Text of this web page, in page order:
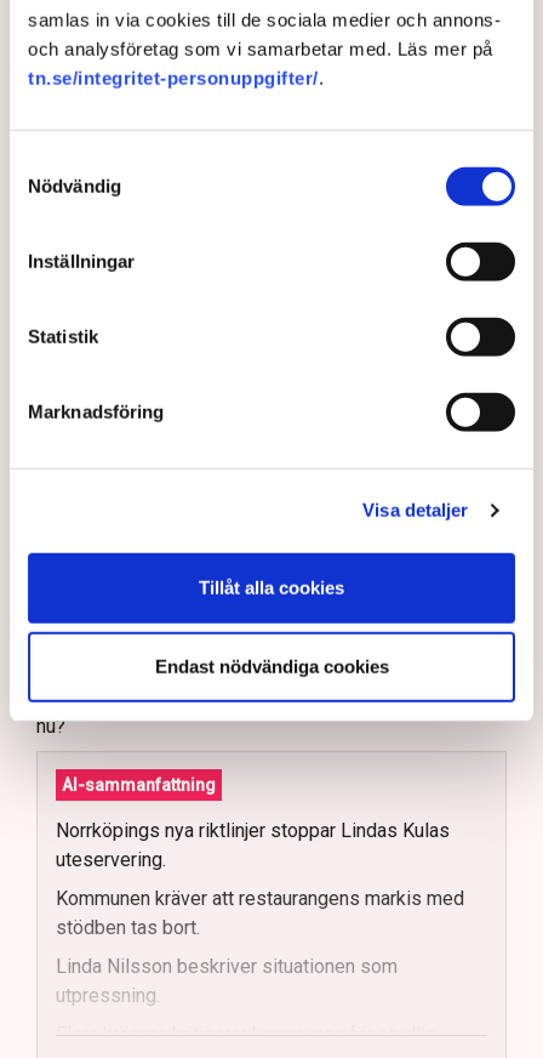
samlas in via cookies till de sociala medier och annons-
och analysföretag som vi samarbetar med. Läs mer på
tn.se/integritet-personuppgifter/.
Nödvändig
Inställningar
Statistik
Marknadsföring
Visa detaljer
Tillåt alla cookies
Endast nödvändiga cookies
”Riktlinjerna gäller ju redan nu så min markis med ben är inte
längre tillåten”, säger Linda Nilsson som driver Lindas Kula i
Norrköping. Bild: Privat
rad. Men kommunens plötsligt ändrade
för företagare”, säger
Norrköping till TN.
En markis med fyra ben. Den har hamnat i centrum när
Norrköpings kommun ändrat sina policys för
sommaren i rad komplettera restaurangen Lindas Kula
plats i över tio år, har ett bygglov från 2015 och är
godkänd sedan 2018.
– Dessutom har jag ju haft den över uteserveringen de
två senaste somrarna, så hur kan det bli ett problem
nu?
AI-sammanfattning
Norrköpings nya riktlinjer stoppar Lindas Kulas
uteservering.
Kommunen kräver att restaurangens markis med
stödben tas bort.
Linda Nilsson beskriver situationen som
utpressning.
Flera krögare kritiserar kommunen för otydlig